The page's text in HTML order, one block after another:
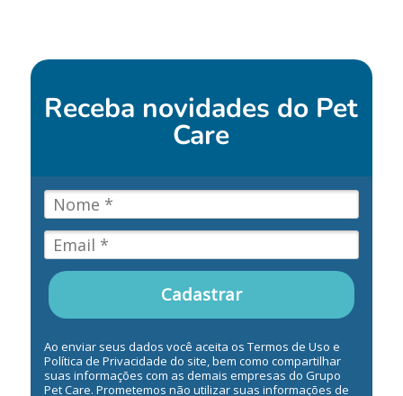
Receba novidades do Pet
Care
Cadastrar
Ao enviar seus dados você aceita os Termos de Uso e
Política de Privacidade do site, bem como compartilhar
suas informações com as demais empresas do Grupo
Pet Care. Prometemos não utilizar suas informações de